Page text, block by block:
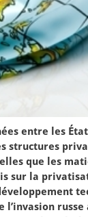
entre les
structures
que les
sur la
l’invasion